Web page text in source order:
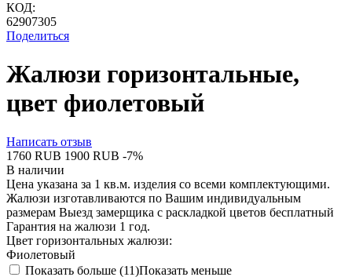
КОД:
62907305
Поделиться
Жалюзи горизонтальные,
цвет фиолетовый
Написать отзыв
‍1760‍ RUB ‍1900‍ RUB -7%
В наличии
Цена указана за 1 кв.м. изделия со всеми комплектующими.
Жалюзи изготавливаются по Вашим индивидуальным
размерам Выезд замерщика с раскладкой цветов бесплатный
Гарантия на жалюзи 1 год.
Цвет горизонтальных жалюзи:
Фиолетовый
Показать больше (11)Показать меньше